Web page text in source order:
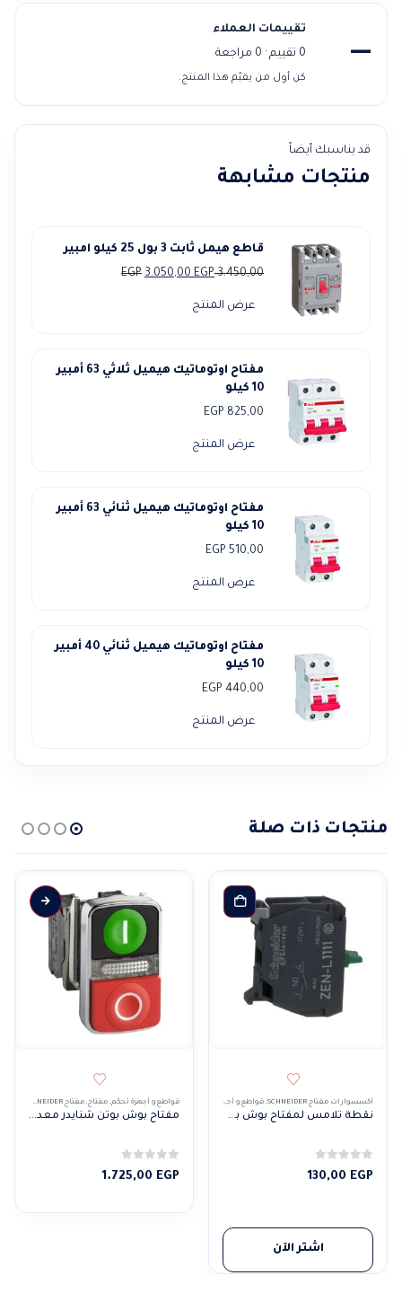
—
تقييمات العملاء
0 تقييم · 0 مراجعة
كن أول من يقيّم هذا المنتج.
قد يناسبك أيضاً
منتجات مشابهة
قاطع هيمل ثابت 3 بول 25 كيلو امبير
3.450,00
EGP
السعر 3.050,00EGP
السعر
عرض المنتج
مفتاح اوتوماتيك هيميل ثلاثي 63 أمبير
10 كيلو
825,00
EGP
عرض المنتج
مفتاح اوتوماتيك هيميل ثنائي 63 أمبير
10 كيلو
510,00
EGP
عرض المنتج
مفتاح اوتوماتيك هيميل ثنائي 40 أمبير
10 كيلو
440,00
EGP
عرض المنتج
منتجات ذات صلة
أكسسوارات مفتاح SCHNEIDER , قواطع و أجهزة تحكم مفتاح,مفتاح SCHNEIDER
نقطة تلامس لمفتاح بوش بوتن و سيليكتور سويتش
0من 5
130,00 EGP
اشتر الآن
قواطع و أجهزة تحكم, مفتاح, مفتاح SCHNEIDER
مفتاح بوش بوتن شنايدر معدنى مزدوج بلمبة أصفر 110 VAC
0من 5
1.725,00 EGP